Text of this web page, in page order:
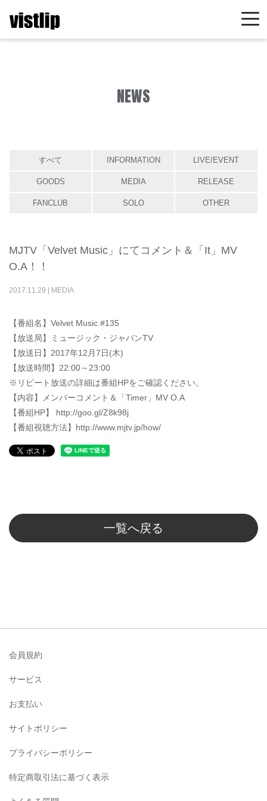
NEWS
すべて INFORMATION LIVE/EVENT
GOODS MEDIA RELEASE
FANCLUB SOLO OTHER
MJTV「Velvet Music」にてコメント＆「It」MV
O.A！！
2017.11.29 MEDIA
【番組名】Velvet Music #135
【放送局】ミュージック・ジャパンTV
【放送日】2017年12月7日(木)
【放送時間】22:00～23:00
※リピート放送の詳細は番組HPをご確認ください。
【内容】メンバーコメント＆「Timer」MV O.A
【番組HP】 http://goo.gl/Z8k98j
【番組視聴方法】http://www.mjtv.jp/how/
一覧へ戻る
会員規約
サービス
お支払い
サイトポリシー
プライバシーポリシー
特定商取引法に基づく表示